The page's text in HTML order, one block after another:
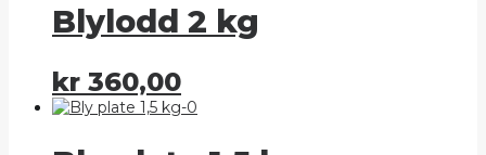
Blylodd 2 kg
kr 360,00